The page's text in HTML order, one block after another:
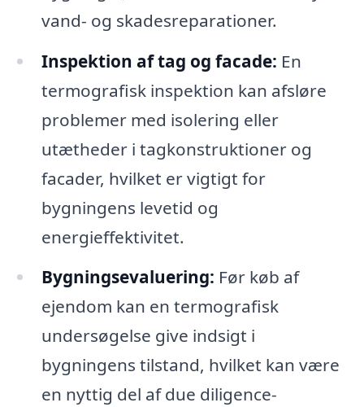
vand- og skadesreparationer.
Inspektion af tag og facade: En
termografisk inspektion kan afsløre
problemer med isolering eller
utætheder i tagkonstruktioner og
facader, hvilket er vigtigt for
bygningens levetid og
energieffektivitet.
Bygningsevaluering: Før køb af
ejendom kan en termografisk
undersøgelse give indsigt i
bygningens tilstand, hvilket kan være
en nyttig del af due diligence-